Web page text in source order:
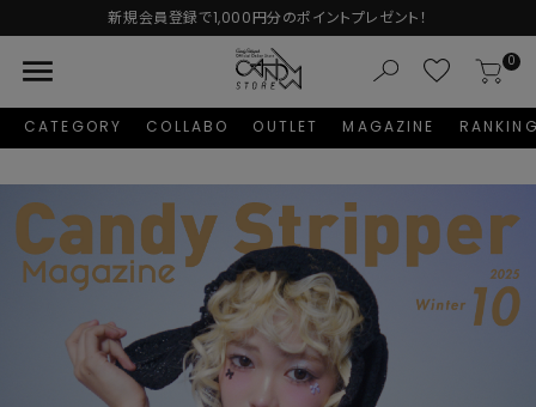
トプレゼント！ Autumn Collection
menu 0
CATEGORY COLLABO OUTLET MAGAZINE